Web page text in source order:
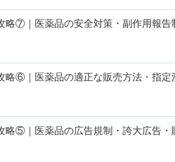
略⑦｜医薬品の安全対策・副作用報告
略⑥｜医薬品の適正な販売方法・指定
略⑤｜医薬品の広告規制・誇大広告・